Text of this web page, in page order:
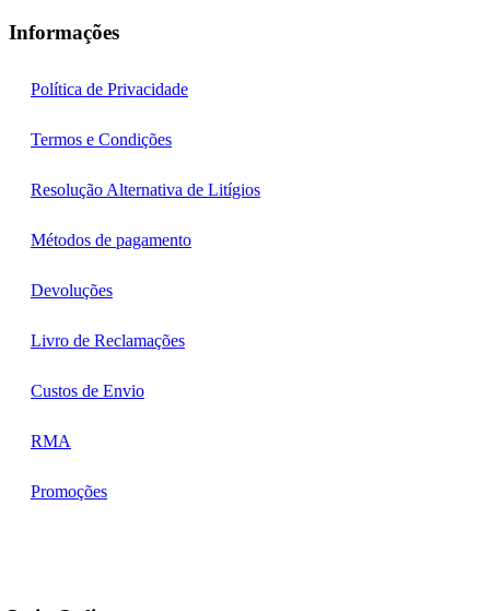
Informações
Política de Privacidade
Termos e Condições
Resolução Alternativa de Litígios
Métodos de pagamento
Devoluções
Livro de Reclamações
Custos de Envio
RMA
Promoções